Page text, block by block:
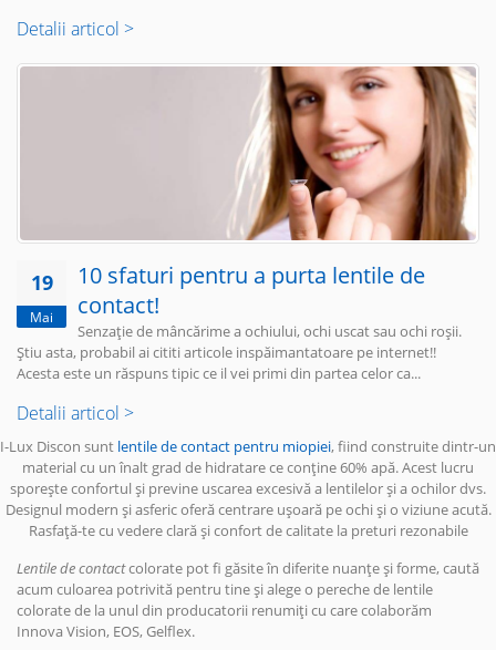
Detalii articol >
19
Mai
10 sfaturi pentru a purta lentile de
contact!
Senzație de mâncărime a ochiului, ochi uscat sau ochi roșii.
Știu asta, probabil ai cititi articole inspăimantatoare pe internet!!
Acesta este un răspuns tipic ce il vei primi din partea celor ca...
Detalii articol >
I-Lux Discon sunt lentile de contact pentru miopiei, fiind construite dintr-un
material cu un înalt grad de hidratare ce conține 60% apă. Acest lucru
sporește confortul și previne uscarea excesivă a lentilelor și a ochilor dvs.
Designul modern și asferic oferă centrare ușoară pe ochi și o viziune acută.
Rasfață-te cu vedere clară și confort de calitate la preturi rezonabile
Lentile de contactcolorate pot fi găsite în diferite nuanțe și forme, caută
acum culoarea potrivită pentru tine și alege o pereche de lentile
colorate de la unul din producatorii renumiți cu care colaborăm
Innova Vision, EOS, Gelflex.